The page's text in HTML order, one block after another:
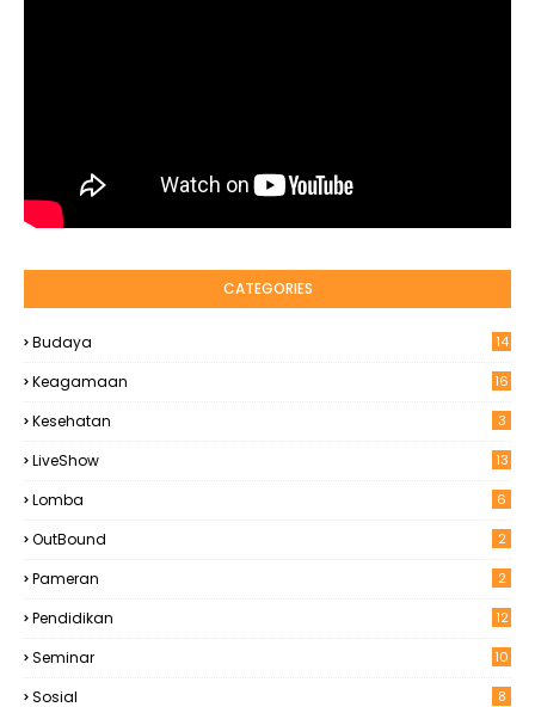
CATEGORIES
Budaya 14
Keagamaan 16
Kesehatan 3
LiveShow 13
Lomba 6
OutBound 2
Pameran 2
Pendidikan 12
Seminar 10
Sosial 8